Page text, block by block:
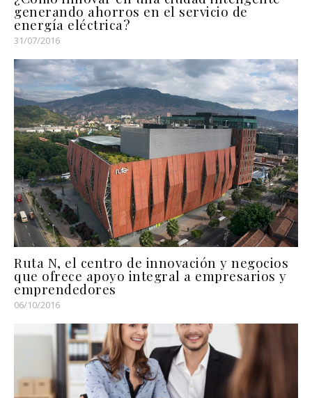
generando ahorros en el servicio de
energía eléctrica?
31/07/2016
Ruta N, el centro de innovación y negocios
que ofrece apoyo integral a empresarios y
emprendedores
06/10/2016